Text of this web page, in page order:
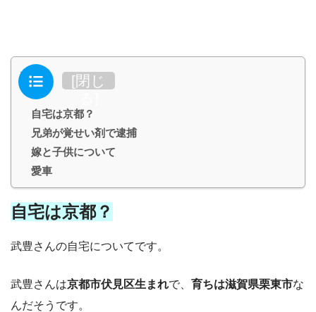
目次 [閉じ
自宅は京都？
兄弟が覚せい剤で逮捕
嫁と子供について
愛車
自宅は京都？
武豊さんの自宅についてです。
武豊さんは京都市伏見区生まれで、 育ちは滋賀県栗東市な
んだそうです。